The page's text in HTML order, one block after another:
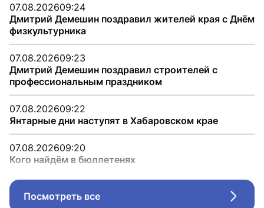
07.08.202609:24
Дмитрий Демешин поздравил жителей края с Днём
физкультурника
07.08.202609:23
Дмитрий Демешин поздравил строителей с
профессиональным праздником
07.08.202609:22
Янтарные дни наступят в Хабаровском крае
07.08.202609:20
Кого найдём в бюллетенях
Посмотреть все